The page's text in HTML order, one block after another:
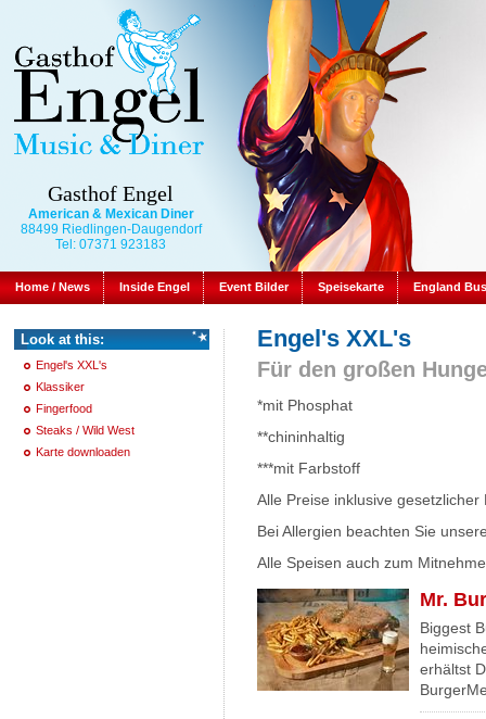
Gasthof Engel
American & Mexican Diner
88499 Riedlingen-Daugendorf
Tel: 07371 923183
Home / News Inside Engel Event Bilder Speisekarte England Bus
Look at this:
Engel's XXL's
Klassiker
Fingerfood
Steaks / Wild West
Karte downloaden
Engel's XXL's
Für den großen
*mit Phosphat
**chininhaltig
***mit Farbstoff
Alle Preise inklusive
Bei Allergien beachten Sie
Alle Speisen auch zum
Mr.
Biggest
erhältst